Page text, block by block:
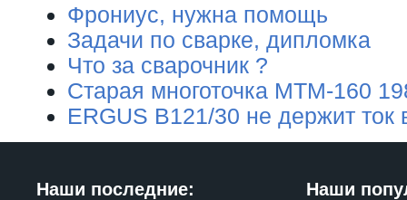
Фрониус, нужна помощь
Задачи по сварке, дипломка
Что за сварочник ?
Старая многоточка МТМ-160
ERGUS B121/30 не держит
Наши последние: Наши